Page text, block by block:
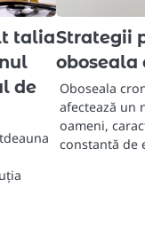
talia
de
Strategii
oboseala
Oboseala
afectează un
oameni,
constantă de